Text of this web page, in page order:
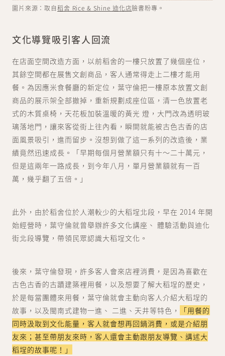
圖片來源：取自稻舍 Rice & Shine 迪化店臉書粉專。
文化導覽吸引客人回流
在店面空間改造方面，以前稻舍的一樓只放置了幾個座位，
其餘空間都在展售文創商品，客人通常得走上二樓才能用
餐。為因應米食餐廳的新定位，葉守倫把一樓原本放置文創
商品的展示架全部撤掉，重新規劃成座位區，清一色放置老
式的木質桌椅，天花板加裝溫暖的黃光 燈，大門改為透明玻
璃落地門，讓來客從街上往內看，瞬間就能被古色古香的店
面風景吸引，進而留步。沒想到做了這一系列的改造後，業
績竟然迅速成長。「早期每個月營業額只有十～二十萬元，
但是這兩年一路成長，到今年八月，單月營業額就有一百
萬，幾乎翻了五倍。」
此外，由於稻舍位於人潮較少的大稻埕北段，早在 2014 年開
始經營時，葉守倫就曾舉辦許多文化講座、 體驗活動與迪化
街北段導覽，帶領民眾認識大稻埕文化。
後來，葉守倫發現，許多客人會來店裡消費，是因為喜歡在
古色古香的古蹟建築裡用餐，以及想要了解大稻埕的歷史，
於是每當團體來用餐，葉守倫就會主動向客人介紹大稻埕的
故事，以及閩南式建物一進、 二進、天井等特色，
「用餐的
同時汲取到文化能量，客人就會想再回鍋消費，或是介紹朋
友來；甚至帶朋友來時，客人還會主動跟朋友導覽、講述大
稻埕的故事呢！」